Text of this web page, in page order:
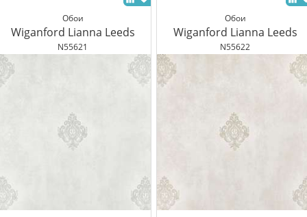
Обои
Wiganford Lianna Leeds
N55621
Обои
Wiganford Lianna Leeds
N55622